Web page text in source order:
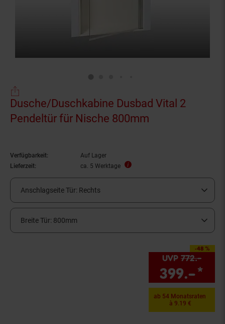
Dusche/Duschkabine Dusbad Vital 2
Pendeltür für Nische 800mm
Verfügbarkeit:
Auf Lager
Lieferzeit:
ca. 5 Werktage
Anschlagseite Tür: Rechts
Breite Tür: 800mm
-48 %
Sie Sparen 48 Prozent,
UVP 772.–UVP
399.–*
ab 54 Monatsraten
à 9.19 €